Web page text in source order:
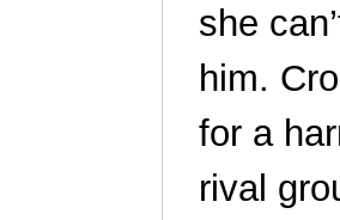
she
him.
for a
rival